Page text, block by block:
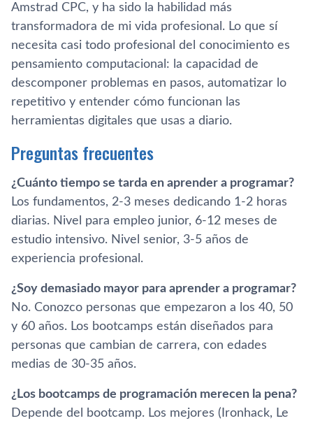
Amstrad CPC, y ha sido la habilidad más
transformadora de mi vida profesional. Lo que sí
necesita casi todo profesional del conocimiento es
pensamiento computacional: la capacidad de
descomponer problemas en pasos, automatizar lo
repetitivo y entender cómo funcionan las
herramientas digitales que usas a diario.
Preguntas frecuentes
¿Cuánto tiempo se tarda en aprender a programar?
Los fundamentos, 2-3 meses dedicando 1-2 horas
diarias. Nivel para empleo junior, 6-12 meses de
estudio intensivo. Nivel senior, 3-5 años de
experiencia profesional.
¿Soy demasiado mayor para aprender a programar?
No. Conozco personas que empezaron a los 40, 50
y 60 años. Los bootcamps están diseñados para
personas que cambian de carrera, con edades
medias de 30-35 años.
¿Los bootcamps de programación merecen la pena?
Depende del bootcamp. Los mejores (Ironhack, Le